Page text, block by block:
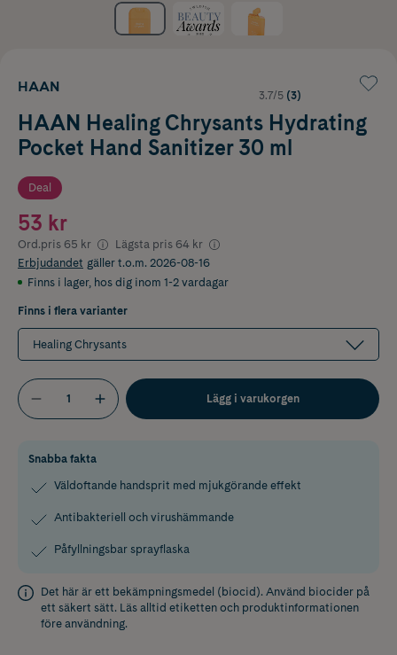
HAAN
3.7/5 (3)
HAAN Healing Chrysants Hydrating
Pocket Hand Sanitizer 30 ml
Deal
53 kr
Ord.pris 65 kr Lägsta pris 64 kr
Erbjudandet gäller t.o.m. 2026-08-16
Finns i lager, hos dig inom 1-2 vardagar
Finns i flera varianter
Healing Chrysants
Lägg i varukorgen
Snabba fakta
Väldoftande handsprit med mjukgörande effekt
Antibakteriell och virushämmande
Påfyllningsbar sprayflaska
Det här är ett bekämpningsmedel (biocid). Använd biocider på
ett säkert sätt. Läs alltid etiketten och produktinformationen
före användning.